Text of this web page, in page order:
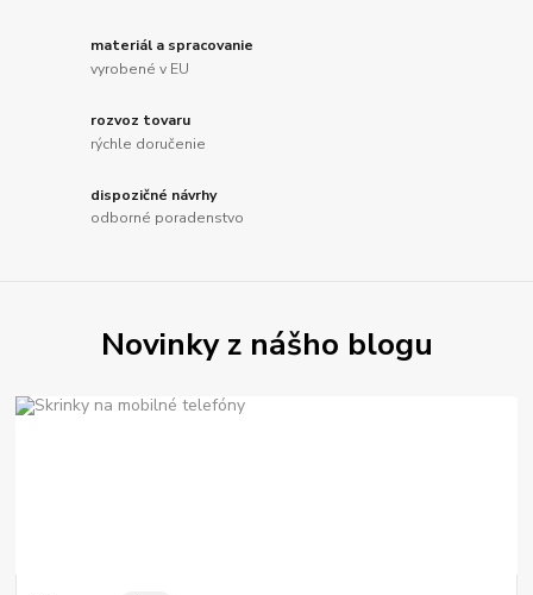
materiál a spracovanie
vyrobené v EU
rozvoz tovaru
rýchle doručenie
dispozičné návrhy
odborné poradenstvo
Novinky z nášho blogu